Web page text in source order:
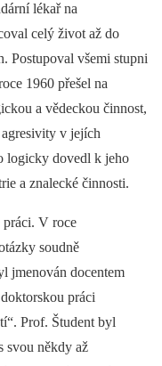
lékař na
celý život až do
Postupoval všemi stupni
1960 přešel na
a vědeckou činnost,
v jejích
logicky dovedl k jeho
a znalecké činnosti.
práci. V roce
soudně
jmenován docentem
práci
Prof. Študent byl
svou někdy až